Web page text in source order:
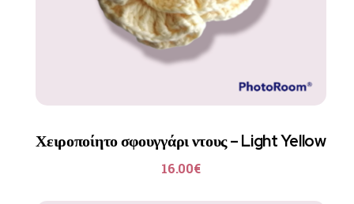
Χειροποίητο σφουγγάρι ντους – Light Yellow
16.00€